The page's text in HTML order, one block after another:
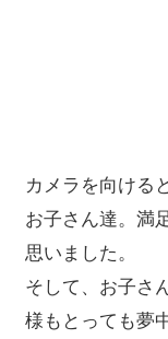
カメラを向ける
お子さん達。満
思いました。
そして、お子さ
様もとっても夢